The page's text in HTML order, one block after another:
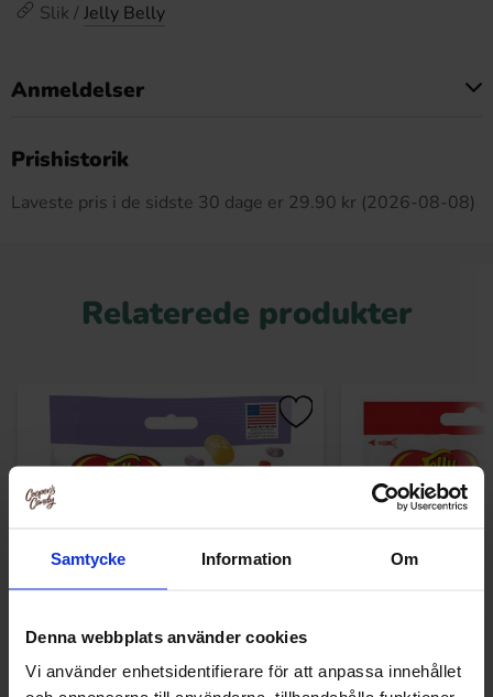
Samtycke Information Om
Denna webbplats använder cookies
Vi använder enhetsidentifierare för att anpassa innehållet
Slik / Jelly Belly
Anmeldelser
Prishistorik
Laveste pris i de sidste 30 dage er 29.90 kr (2026-08-08)
Relaterede produkter
Jelly Belly Bubble Tea 70g Jelly Belly 20